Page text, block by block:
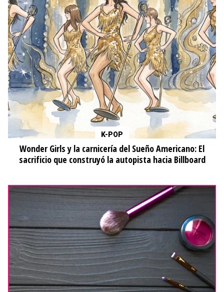
K-POP
Wonder Girls y la carnicería del Sueño Americano: El
sacrificio que construyó la autopista hacia Billboard